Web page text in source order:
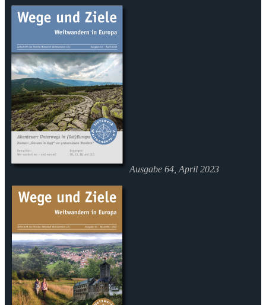
Ausgabe 64, April 2023